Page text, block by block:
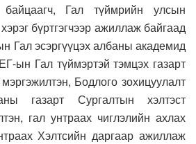
Гал түймрийн улсын
бүртгэгчээр ажиллаж байгаад
Гал эсэргүүцэх албаны академид
ын Гал түймэртэй тэмцэх газарт
Бодлого зохицуулалт
газарт Сургалтын хэлтэст
гал унтраах чиглэлийн ахлах
Хэлтсийн даргаар ажиллаж